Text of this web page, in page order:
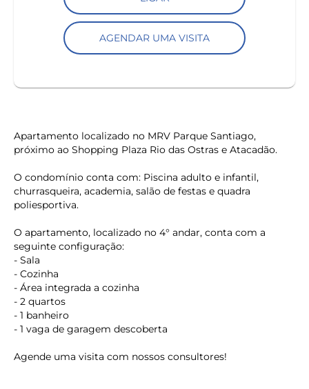
AGENDAR UMA VISITA
Apartamento localizado no MRV Parque Santiago,
próximo ao Shopping Plaza Rio das Ostras e Atacadão.
O condomínio conta com: Piscina adulto e infantil,
churrasqueira, academia, salão de festas e quadra
poliesportiva.
O apartamento, localizado no 4° andar, conta com a
seguinte configuração:
- Sala
- Cozinha
- Área integrada a cozinha
- 2 quartos
- 1 banheiro
- 1 vaga de garagem descoberta
Agende uma visita com nossos consultores!